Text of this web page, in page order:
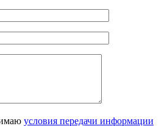
условия передачи информации